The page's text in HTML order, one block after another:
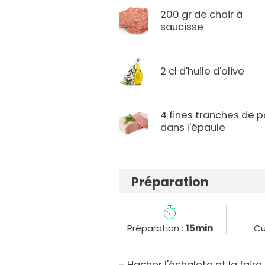
200 gr de chair à
saucisse
2 cl d'huile d'olive
4 fines tranches de
dans l'épaule
Préparation
Préparation : 15min